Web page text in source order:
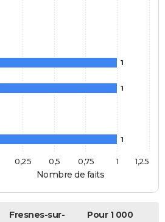
Nombre de faits
1
1
1
1
0,25 0,5 0,75 1,25
Fresnes-sur-
Pour 1 000